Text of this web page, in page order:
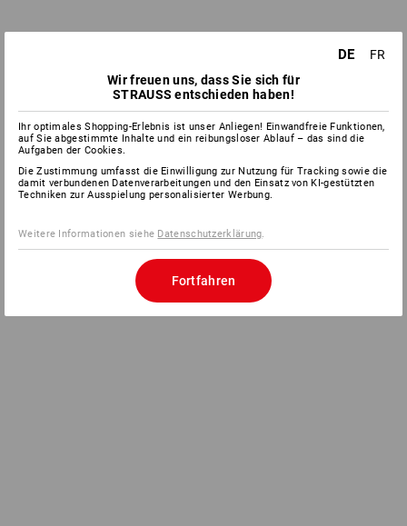
DE
FR
Wir freuen uns, dass Sie sich für
STRAUSS entschieden haben!
Ihr optimales Shopping-Erlebnis ist unser Anliegen! Einwandfreie Funktionen,
auf Sie abgestimmte Inhalte und ein reibungsloser Ablauf – das sind die
Aufgaben der Cookies.
Die Zustimmung umfasst die Einwilligung zur Nutzung für Tracking sowie die
damit verbundenen Datenverarbeitungen und den Einsatz von KI-gestützten
Techniken zur Ausspielung personalisierter Werbung.
Weitere Informationen siehe Datenschutzerklärung.
Fortfahren